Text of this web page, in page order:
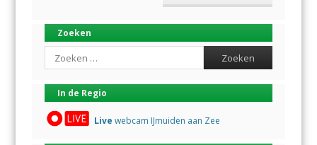
Zoeken
Search
In de Regio
Live webcam IJmuiden aan Zee